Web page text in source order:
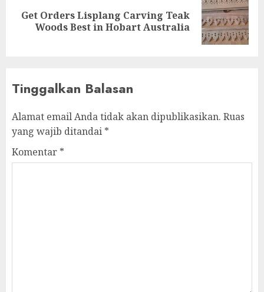
Get Orders Lisplang Carving Teak
Woods Best in Hobart Australia
Tinggalkan Balasan
Alamat email Anda tidak akan dipublikasikan. Ruas
yang wajib ditandai *
Komentar *